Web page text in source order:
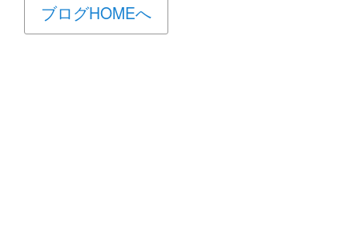
ブログHOMEへ